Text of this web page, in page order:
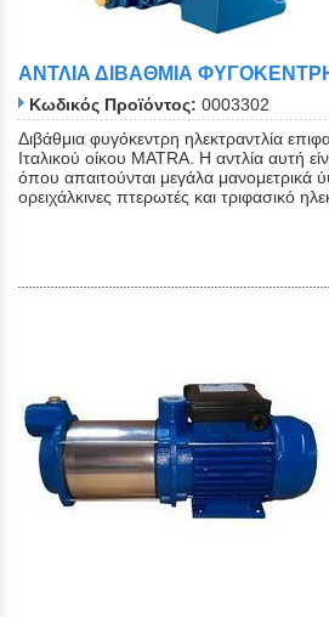
ΑΝΤΛΙΑ ΔΙΒΑΘΜΙΑ
Κωδικός Προϊόντος: 0003302
Διβάθμια φυγόκεντρη ηλεκτραντλία
Ιταλικού οίκου MATRA. Η αντλία αυτή
όπου απαιτούνται μεγάλα μανομετρικά
ορειχάλκινες πτερωτές και τριφασικό